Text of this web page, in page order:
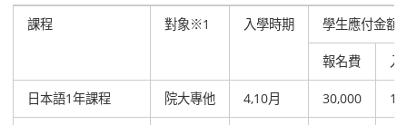
課程 對象※1 入學時期 學生應付金額(
報名費
日本語1年課程 院大專他 4,10月 30,000